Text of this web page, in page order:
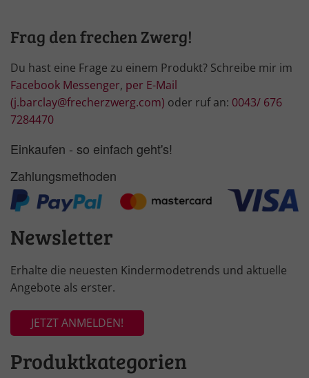
Frag den frechen Zwerg!
Du hast eine Frage zu einem Produkt? Schreibe mir im
Facebook Messenger, per E-Mail
(j.barclay@frecherzwerg.com) oder ruf an: 0043/ 676
7284470
Einkaufen - so einfach geht's!
Zahlungsmethoden
Newsletter
Erhalte die neuesten Kindermodetrends und aktuelle
Angebote als erster.
JETZT ANMELDEN!
Produktkategorien